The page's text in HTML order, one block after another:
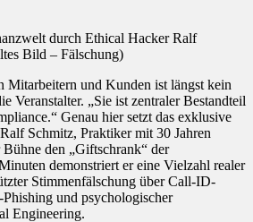
durch Ethical Hacker Ralf
Bild – Fälschung)
Mitarbeitern und Kunden ist längst kein
Veranstalter. „Sie ist zentraler Bestandteil
Genau hier setzt das exklusive
Schmitz, Praktiker mit 30 Jahren
den „Giftschrank“ der
demonstriert er eine Vielzahl realer
Stimmenfälschung über Call-ID-
und psychologischer
Engineering.